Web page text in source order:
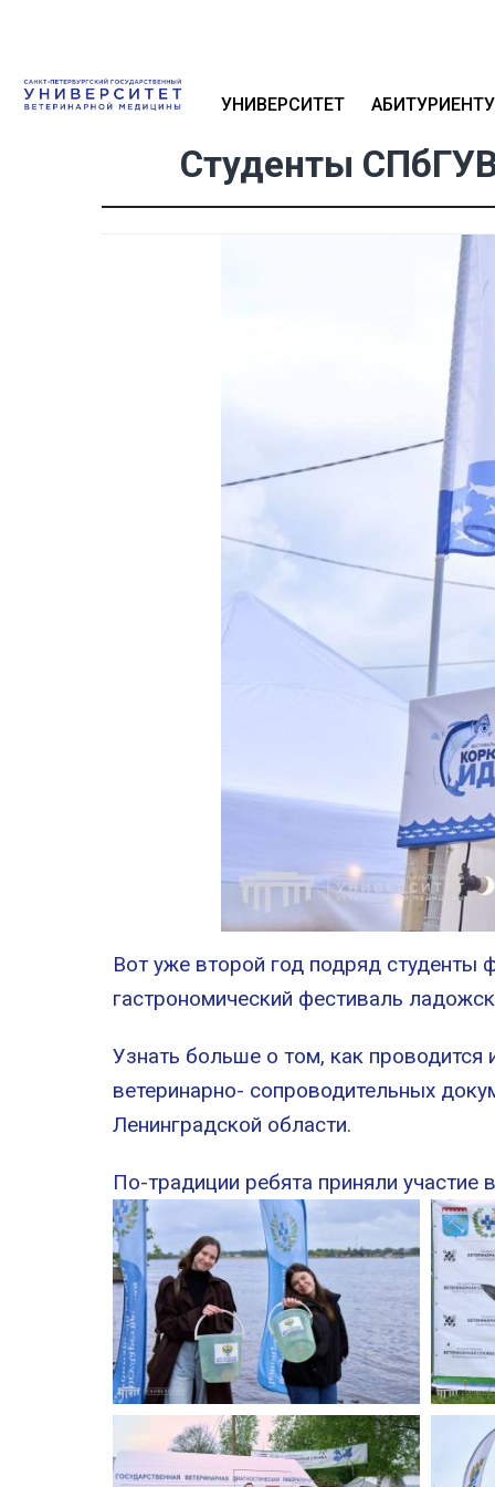
УНИВЕРСИТЕТ АБИТУРИЕНТУ
Студенты
Вот уже второй год подряд
гастрономический фестиваль
Узнать больше о том, как
ветеринарно- сопроводительных
Ленинградской области.
По-традиции ребята приняли